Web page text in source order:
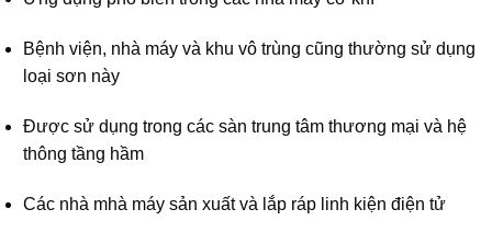
Bệnh viện, nhà máy và khu vô trùng cũng thường sử dụng
loại sơn này
Được sử dụng trong các sàn trung tâm thương mại và hệ
thông tầng hầm
Các nhà mhà máy sản xuất và lắp ráp linh kiện điện tử